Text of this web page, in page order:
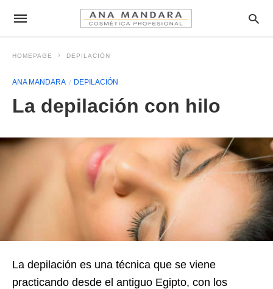
HOMEPAGE DEPILACIÓN
ANA MANDARA DEPILACIÓN
La depilación con hilo
La depilación es una técnica que se viene
practicando desde el antiguo Egipto, con los